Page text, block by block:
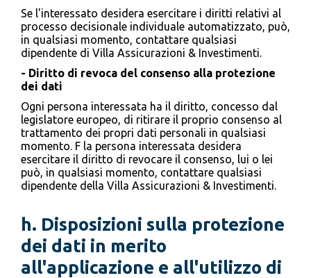
Se l'interessato desidera esercitare i diritti relativi al
processo decisionale individuale automatizzato, può,
in qualsiasi momento, contattare qualsiasi
dipendente di Villa Assicurazioni & Investimenti.
- Diritto di revoca del consenso alla protezione
dei dati
Ogni persona interessata ha il diritto, concesso dal
legislatore europeo, di ritirare il proprio consenso al
trattamento dei propri dati personali in qualsiasi
momento. F la persona interessata desidera
esercitare il diritto di revocare il consenso, lui o lei
può, in qualsiasi momento, contattare qualsiasi
dipendente della Villa Assicurazioni & Investimenti.
h. Disposizioni sulla protezione
dei dati in merito
all'applicazione e all'utilizzo di